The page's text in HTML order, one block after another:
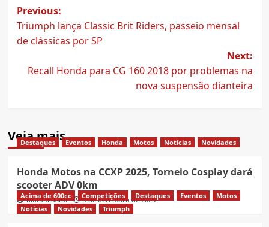
Post
navigation
Previous:
Triumph lança Classic Brit Riders, passeio mensal
de clássicas por SP
Next:
Recall Honda para CG 160 2018 por problemas na
nova suspensão dianteira
Veja mais
Destaques Eventos Honda Motos Notícias Novidades
Honda Motos na CCXP 2025, Torneio Cosplay dará
scooter ADV 0km
MotoRedator 3 de dezembro de 2025
Acima de 600cc Competições Destaques Eventos
Motos
Notícias
Novidades Triumph